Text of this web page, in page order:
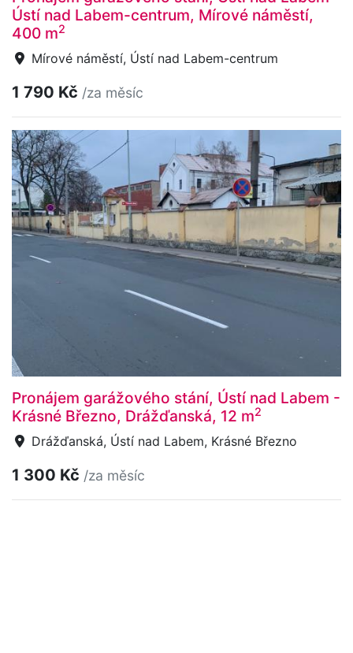
Ústí nad Labem-centrum, Mírové náměstí,
400 m2
Mírové náměstí, Ústí nad Labem-centrum
1 790 Kč /za měsíc
Pronájem garážového stání, Ústí nad Labem -
Krásné Březno, Drážďanská, 12 m2
Drážďanská, Ústí nad Labem, Krásné Březno
1 300 Kč /za měsíc